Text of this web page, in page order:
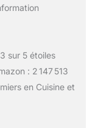
sur 5 étoiles
: 2 147 513
en Cuisine et